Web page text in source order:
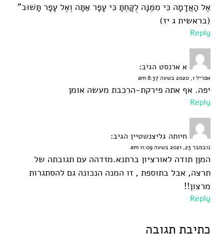
אֶל הָאֲדָמָה כִּי מִמֶּנָּה לֻקָּחְתָּ כִּי עָפָר אַתָּה וְאֶל עָפָר תָּשׁוּב"
(בראשית ג יז)
Reply
א ארנסט הגיב:
אפריל 1, 2020 בשעה 8:37 am
יפה. אף אתה פירקת-הרכבת מעשה אומן
Reply
חיותה גליצנשטיין הגיב:
נובמבר 23, 2021 בשעה 11:09 am
המןן תודה לאורציון ברתנא.מזדהה עם תגובתה של
תרצה, אבל בתוספת , זו המנה הנכונה גם להסתגרות
מרצון!!
Reply
כתיבת תגובה